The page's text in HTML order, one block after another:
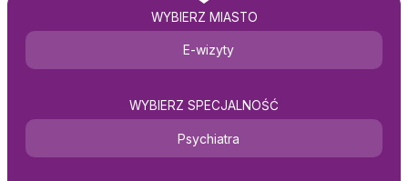
WYBIERZ MIASTO
E-wizyty
WYBIERZ SPECJALNOŚĆ
Psychiatra